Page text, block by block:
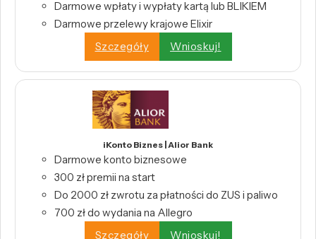
Darmowe wpłaty i wypłaty kartą lub BLIKIEM
Darmowe przelewy krajowe Elixir
Szczegóły
Wnioskuj!
iKonto Biznes | Alior Bank
Darmowe konto biznesowe
300 zł premii na start
Do 2000 zł zwrotu za płatności do ZUS i paliwo
700 zł do wydania na Allegro
Szczegóły
Wnioskuj!